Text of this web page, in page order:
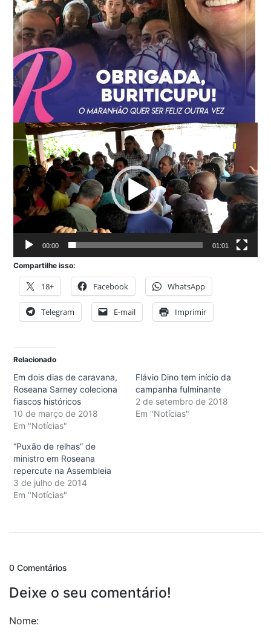
00:00 01:01
Compartilhe isso:
18+ Facebook WhatsApp
Telegram E-mail Imprimir
Relacionado
Em dois dias de caravana,
Roseana Sarney coleciona
fiascos históricos
10 de março de 2018
Em "Notícias"
Flávio Dino tem início da
campanha fulminante
2 de setembro de 2018
Em "Notícias"
“Puxão de relhas” de
ministro em Roseana
repercute na Assembleia
3 de julho de 2014
Em "Notícias"
0 Comentários
Deixe o seu comentário!
Nome: